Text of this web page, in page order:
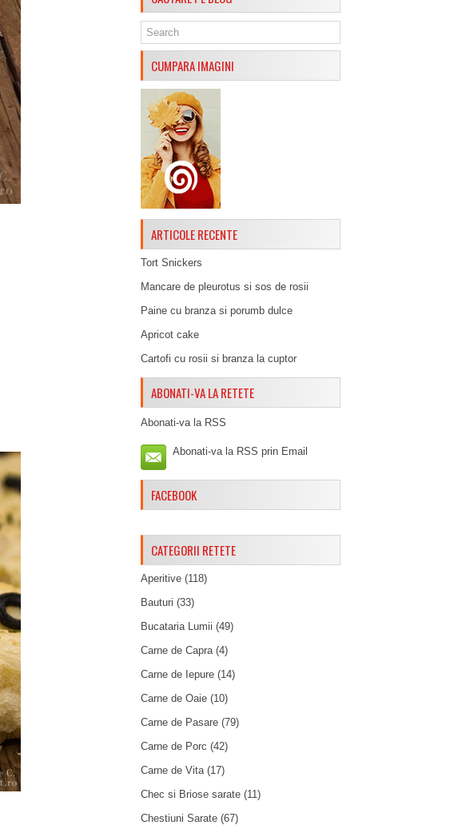
CUMPARA IMAGINI
ARTICOLE RECENTE
Tort Snickers
Mancare de pleurotus si sos de rosii
Paine cu branza si porumb dulce
Apricot cake
Cartofi cu rosii si branza la cuptor
ABONATI-VA LA RETETE
Abonati-va la RSS
Abonati-va la RSS prin Email
FACEBOOK
CATEGORII RETETE
Aperitive (118)
Bauturi (33)
Bucataria Lumii (49)
Carne de Capra(4)
Carne de Iepure (14)
Carne de Oaie (10)
Carne de Pasare (79)
Carne de Porc (42)
Carne de Vita(17)
Chec si Briose sarate (11)
Chestiuni Sarate (67)